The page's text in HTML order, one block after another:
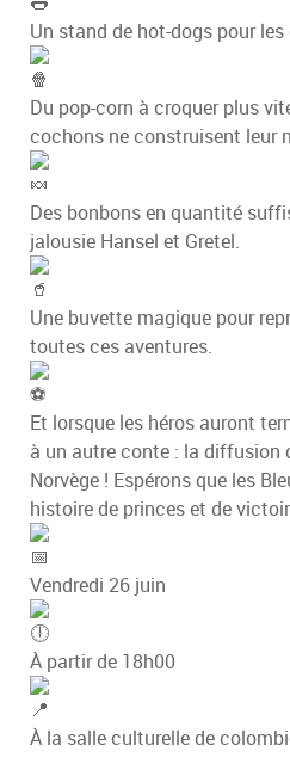
Un stand de hot-dogs pour
Du pop-corn à croquer plus
cochons ne construisent leur
Des bonbons en quantité
jalousie Hansel et Gretel.
Une buvette magique pour
toutes ces aventures.
Et lorsque les héros auront
à un autre conte : la diffusion
Norvège ! Espérons que les
histoire de princes et de
Vendredi 26 juin
À partir de 18h00
À la salle culturelle de